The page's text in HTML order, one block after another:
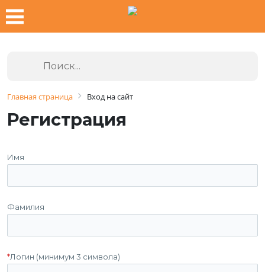
Главная страница Вход на сайт
Регистрация
Имя
Фамилия
*Логин (минимум 3 символа)